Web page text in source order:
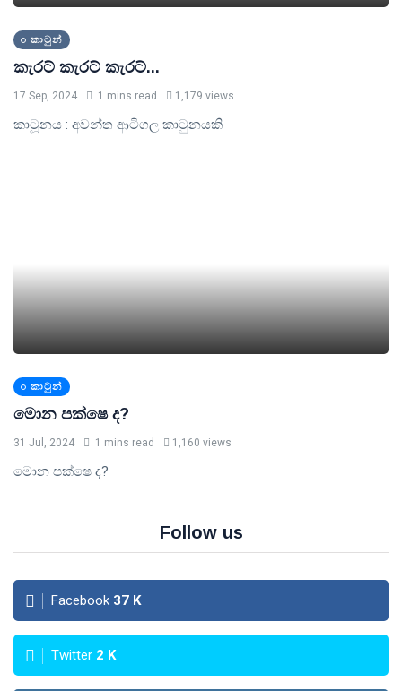
කාටුන්
කැරට් කැරට් කැරට්...
17 Sep, 2024 1 mins read 1,179 views
කාටූනය : අවන්ත ආටිගල කාටුනයකි
කාටුන්
මොන පක්ෂෙ ද?
31 Jul, 2024 1 mins read 1,160 views
මොන පක්ෂෙ ද?
Follow us
Facebook 37 K
Twitter 2 K